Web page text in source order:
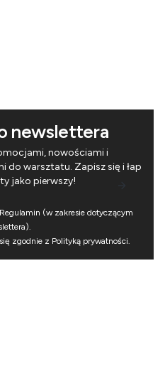
newslettera
nowościami i
do warsztatu. Zapisz się i łap
jako pierwszy!
(w zakresie dotyczącym
zgodnie z Polityką prywatności.